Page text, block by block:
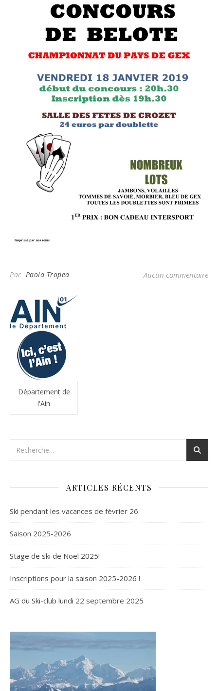
Par Paola Tropea Aucun commentaire
Département de
l'Ain
ARTICLES RÉCENTS
Ski pendant les vacances de février 26
Saison 2025-2026
Stage de ski de Noël 2025!
Inscriptions pour la saison 2025-2026 !
AG du Ski-club lundi 22 septembre 2025